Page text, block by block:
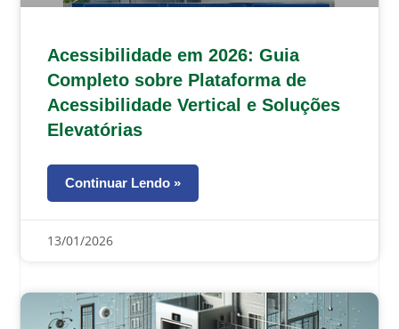
Acessibilidade em 2026: Guia
Completo sobre Plataforma de
Acessibilidade Vertical e Soluções
Elevatórias
Continuar Lendo »
13/01/2026